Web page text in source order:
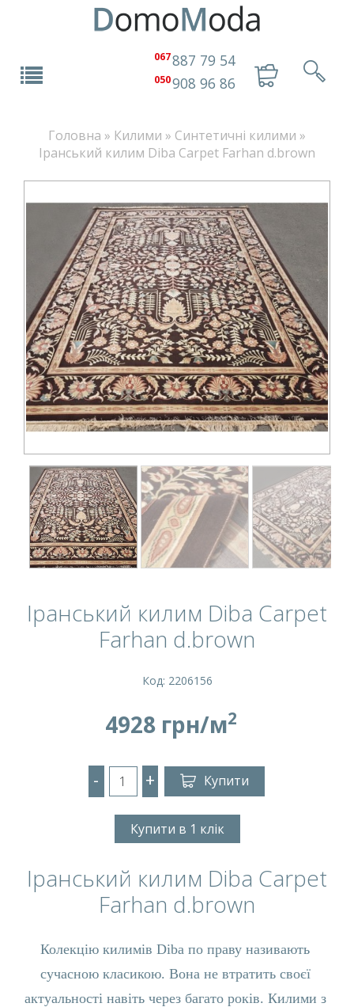
067887 79 54
050908 96 86
Головна » Килими » Синтетичні килими »
Іранський килим Diba Carpet Farhan d.brown
Іранський килим Diba Carpet
Farhan d.brown
Код: 2206156
4928 грн/м2
- + Купити
Купити в 1 клік
Іранський килим Diba Carpet
Farhan d.brown
Колекцію килимів Diba по праву називають
сучасною класикою. Вона не втратить своєї
актуальності навіть через багато років. Килими з